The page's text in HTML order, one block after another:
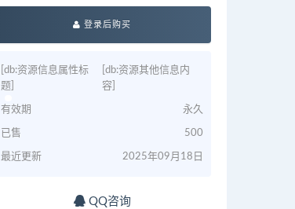
登录后购买
[db:资源信息属性标
题]
[db:资源其他信息内
容]
有效期 永久
已售 500
最近更新 2025年09月18日
QQ咨询